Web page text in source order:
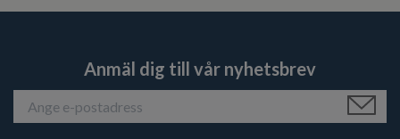
Anmäl dig till vår nyhetsbrev